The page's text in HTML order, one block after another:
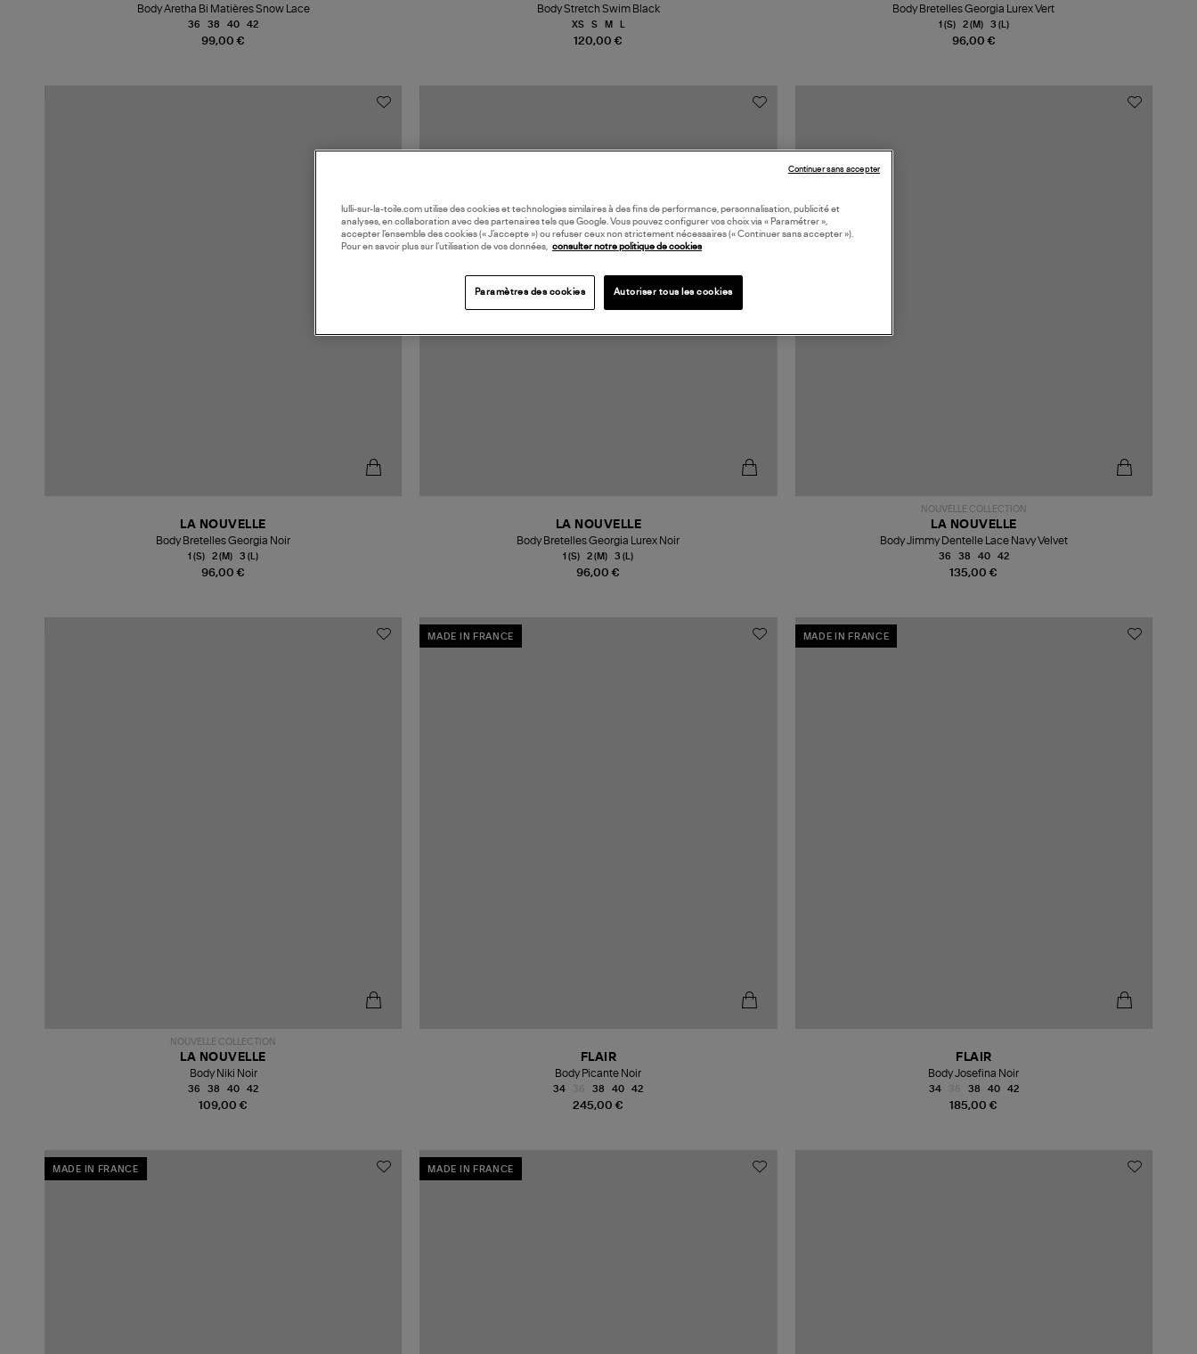
99,00 €
Body Aretha Bi Matières Snow Lace
36 38 40 42
120,00 €
Body Stretch Swim Black
XS S M
96,00 €
Body Bretelles Georgia Lurex Vert
1 (S) 2 (M) 3 (L)
96,00 €
LA NOUVELLE
Body Bretelles Georgia Noir
1 (S) 2 (M) 3 (L)
96,00 €
LA NOUVELLE
Body Bretelles Georgia Lurex Noir
1 (S) 2 (M) 3 (L)
NOUVELLE COLLECTION
135,00 €
LA NOUVELLE
Body Jimmy Dentelle Lace Navy Velvet
36 38 40 42
NOUVELLE COLLECTION
109,00 €
LA NOUVELLE
Body Niki Noir
36 38 40 42
MADE IN FRANCE
245,00 €
FLAIR
Body Picante Noir
34 38 40 42
MADE IN FRANCE
185,00 €
FLAIR
Body Josefina Noir
34 38 40 42
MADE IN FRANCE MADE IN FRANCE
lulli-sur-la-toile.com utilise des cookies et technologies similaires à des fins de performance, personnalisation, publicité et
analyses, en collaboration avec des partenaires tels que Google. Vous pouvez configurer vos choix via « Paramétrer »,
accepter l’ensemble des cookies (« J’accepte ») ou refuser ceux non strictement nécessaires (« Continuer sans accepter »).
Pour en savoir plus sur l’utilisation de vos données, consulter notre politique de cookies
Paramètres des cookies Autoriser tous les cookies
Continuer sans accepter